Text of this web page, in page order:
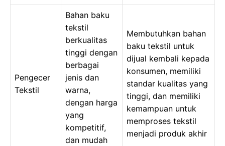
Pengecer
Tekstil
Bahan baku
tekstil
berkualitas
tinggi dengan
berbagai
jenis dan
warna,
dengan harga
yang
kompetitif,
dan mudah
Membutuhkan bahan
baku tekstil untuk
dijual kembali kepada
konsumen, memiliki
standar kualitas yang
tinggi, dan memiliki
kemampuan untuk
memproses tekstil
menjadi produk akhir